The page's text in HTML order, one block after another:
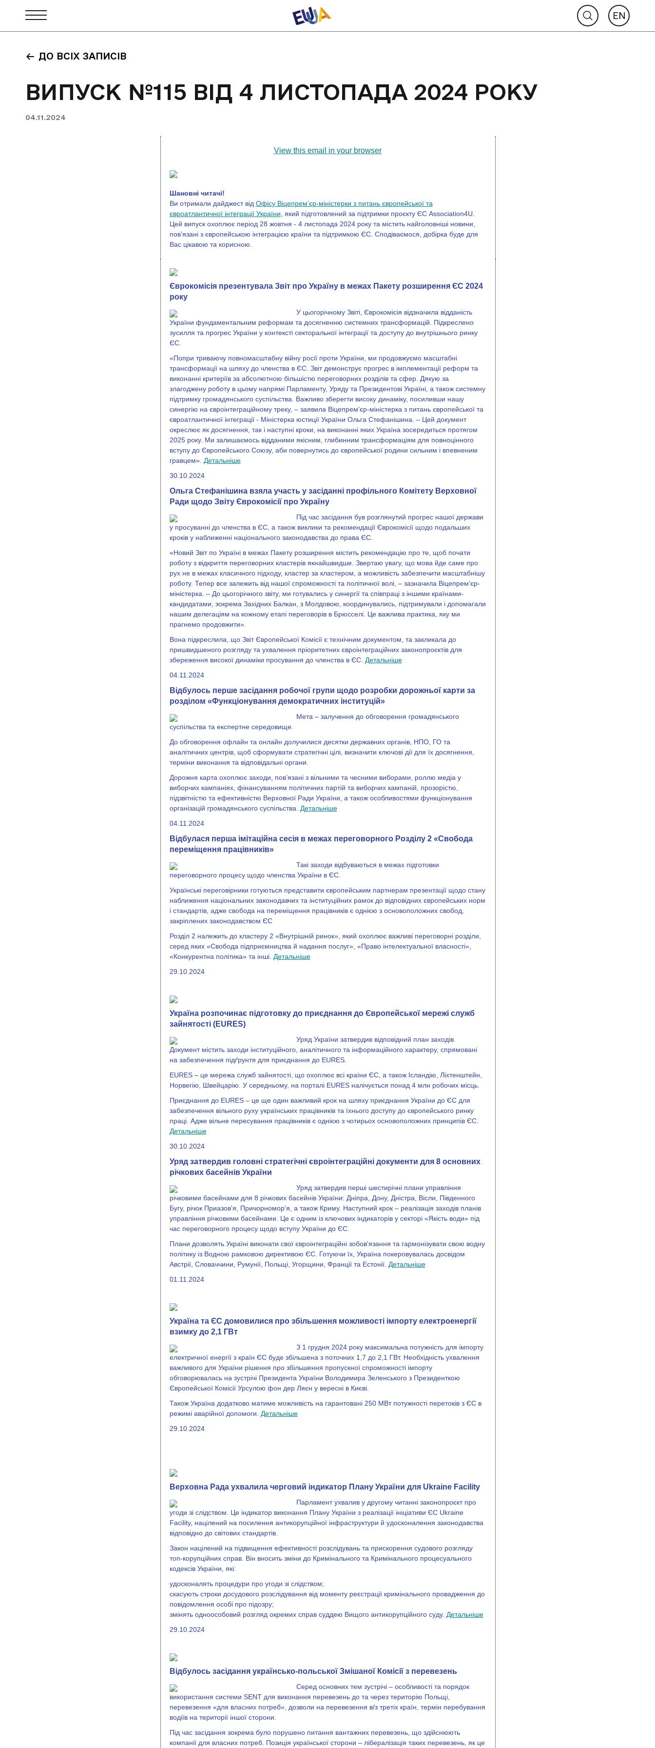
EN
ДО ВСІХ ЗАПИСІВ
ВИПУСК №115 ВІД 4 ЛИСТОПАДА 2024 РОКУ
04.11.2024
View this email in your browser
Шановні читачі!
Ви отримали дайджест від Офісу Віцепремʼєр-міністерки з питань європейської та
євроатлантичної інтеграції України , який підготовлений за підтримки проєкту ЄС Association4U.
Цей випуск охоплює період 28 жовтня - 4 листопада 2024 року та містить найголовніші новини,
повʼязані з європейською інтеграцією країни та підтримкою ЄС. Сподіваємося, добірка буде для
Вас цікавою та корисною.
Єврокомісія презентувала Звіт про Україну в межах Пакету розширення ЄС 2024
року
У цьогорічному Звіті, Єврокомісія відзначила відданість
України фундаментальним реформам та досягненню системних трансформацій. Підкреслено
зусилля та прогрес України у контексті секторальної інтеграції та доступу до внутрішнього ринку
ЄС.
«Попри триваючу повномасштабну війну росії проти України, ми продовжуємо масштабні
трансформації на шляху до членства в ЄС. Звіт демонструє прогрес в імплементації реформ та
виконанні критеріїв за абсолютною більшістю переговорних розділів та сфер. Дякую за
злагоджену роботу в цьому напрямі Парламенту, Уряду та Президентові Україні, а також системну
підтримку громадянського суспільства. Важливо зберегти високу динаміку, посиливши нашу
синергію на євроінтеграційному треку, – заявила Віцепремʼєр-міністерка з питань європейської та
євроатлантичної інтеграції - Міністерка юстиції України Ольга Стефанішина. – Цей документ
окреслює як досягнення, так і наступні кроки, на виконанні яких Україна зосередиться протягом
2025 року. Ми залишаємось відданими якісним, глибинним трансформаціям для повноцінного
вступу до Європейського Союзу, аби повернутись до європейської родини сильним і впевненим
гравцем». Детальніше
30.10.2024
Ольга Стефанішина взяла участь у засіданні профільного Комітету Верховної
Ради щодо Звіту Єврокомісії про Україну
Під час засідання був розглянутий прогрес нашої держави
у просуванні до членства в ЄС, а також виклики та рекомендації Єврокомісії щодо подальших
кроків у наближенні національного законодавства до права ЄС.
«Новий Звіт по Україні в межах Пакету розширення містить рекомендацію про те, щоб почати
роботу з відкриття переговорних кластерів якнайшвидше. Звертаю увагу, що мова йде саме про
рух не в межах класичного підходу, кластер за кластером, а можливість забезпечити масштабнішу
роботу. Тепер все залежить від нашої спроможності та політичної волі, – зазначила Віцепрем’єр-
міністерка. – До цьогорічного звіту, ми готувались у синергії та співпраці з іншими країнами-
кандидатами, зокрема Західних Балкан, з Молдовою, координувались, підтримували і допомагали
нашим делегаціям на кожному етапі переговорів в Брюсселі. Це важлива практика, яку ми
прагнемо продовжити».
Вона підкреслила, що Звіт Європейської Комісії є технічним документом, та закликала до
пришвидшеного розгляду та ухвалення пріоритетних євроінтеграційних законопроєктів для
збереження високої динаміки просування до членства в ЄС. Детальніше
04.11.2024
Відбулось перше засідання робочої групи щодо розробки дорожньої карти за
розділом «Функціонування демократичних інституцій»
Мета – залучення до обговорення громадянського
суспільства та експертне середовище.
До обговорення офлайн та онлайн долучилися десятки державних органів, НПО, ГО та
аналітичних центрів, щоб сформувати стратегічні цілі, визначити ключові дії для їх досягнення,
терміни виконання та відповідальні органи.
Дорожня карта охоплює заходи, пов’язані з вільними та чесними виборами, роллю медіа у
виборчих кампаніях, фінансуванням політичних партій та виборчих кампаній, прозорістю,
підзвітністю та ефективністю Верховної Ради України, а також особливостями функціонування
організацій громадянського суспільства. Детальніше
04.11.2024
Відбулася перша імітаційна сесія в межах переговорного Розділу 2 «Свобода
переміщення працівників»
Такі заходи відбуваються в межах підготовки
переговорного процесу щодо членства України в ЄС.
Українські переговірники готуються представити європейським партнерам презентації щодо стану
наближення національних законодавчих та інституційних рамок до відповідних європейських норм
і стандартів, адже свобода на переміщення працівників є однією з основоположних свобод,
закріплених законодавством ЄС
Розділ 2 належить до кластеру 2 «Внутрішній ринок», який охоплює важливі переговорні розділи,
серед яких «Свобода підприємництва й надання послуг», «Право інтелектуальної власності»,
«Конкурентна політика» та інші. Детальніше
29.10.2024
Україна розпочинає підготовку до приєднання до Європейської мережі служб
зайнятості (EURES)
Уряд України затвердив відповідний план заходів.
Документ містить заходи інституційного, аналітичного та інформаційного характеру, спрямовані
на забезпечення підґрунтя для приєднання до EURES.
EURES – це мережа служб зайнятості, що охоплює всі країни ЄС, а також Ісландію, Ліхтенштейн,
Норвегію, Швейцарію. У середньому, на порталі EURES налічується понад 4 млн робочих місць.
Приєднання до EURES – це ще один важливий крок на шляху приєднання України до ЄС для
забезпечення вільного руху українських працівників та їхнього доступу до європейського ринку
праці. Адже вільне пересування працівників є однією з чотирьох основоположних принципів ЄС.
Детальніше
30.10.2024
Уряд затвердив головні стратегічні євроінтеграційні документи для 8 основних
річкових басейнів України
Уряд затвердив перші шестирічні плани управління
річковими басейнами для 8 річкових басейнів України: Дніпра, Дону, Дністра, Вісли, Південного
Бугу, річок Приазов'я, Причорномор'я, а також Криму. Наступний крок – реалізація заходів планів
управління річковими басейнами. Це є одним із ключових індикаторів у секторі «Якість води» під
час переговорного процесу щодо вступу України до ЄС.
Плани дозволять Україні виконати свої євроінтеграційні зобов'язання та гармонізувати свою водну
політику із Водною рамковою директивою ЄС. Готуючи їх, Україна покеровувалась досвідом
Австрії, Словаччини, Румунії, Польщі, Угорщини, Франції та Естонії. Детальніше
01.11.2024
Україна та ЄС домовилися про збільшення можливості імпорту електроенергії
взимку до 2,1 ГВт
З 1 грудня 2024 року максимальна потужність для імпорту
електричної енергії з країн ЄС буде збільшена з поточних 1,7 до 2,1 ГВт. Необхідність ухвалення
важливого для України рішення про збільшення пропускної спроможності імпорту
обговорювалась на зустрічі Президента України Володимира Зеленського з Президенткою
Європейської Комісії Урсулою фон дер Ляєн у вересні в Києві.
Також Україна додатково матиме можливість на гарантовані 250 МВт потужності перетоків з ЄС в
режимі аварійної допомоги. Детальніше
29.10.2024
Верховна Рада ухвалила черговий індикатор Плану України для Ukraine Facility
Парламент ухвалив у другому читанні законопроєкт про
угоди зі слідством. Це індикатор виконання Плану України з реалізації ініціативи ЄС Ukraine
Facility, націлений на посилення антикорупційної інфраструктури й удосконалення законодавства
відповідно до світових стандартів.
Закон націлений на підвищення ефективності розслідувань та прискорення судового розгляду
топ-корупційних справ. Він вносить зміни до Кримінального та Кримінального процесуального
кодексів України, які:
удосконалять процедури про угоди зі слідством;
скасують строки досудового розслідування від моменту реєстрації кримінального провадження до
повідомлення особі про підозру;
змінять одноособовий розгляд окремих справ суддею Вищого антикорупційного суду. Детальніше
29.10.2024
Відбулось засідання українсько-польської Змішаної Комісії з перевезень
Серед основних тем зустрічі – особливості та порядок
використання системи SENT для виконання перевезень до та через територію Польщі,
перевезення «для власних потреб», дозволи на перевезення в/з третіх країн, термін перебування
водіїв на території іншої сторони.
Під час засідання зокрема було порушено питання вантажних перевезень, що здійснюють
компанії для власних потреб. Позиція української сторони – лібералізація таких перевезень, як це